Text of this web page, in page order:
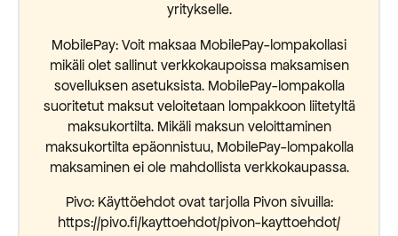
yritykselle.
MobilePay: Voit maksaa MobilePay-lompakollasi
mikäli olet sallinut verkkokaupoissa maksamisen
sovelluksen asetuksista. MobilePay-lompakolla
suoritetut maksut veloitetaan lompakkoon liitetyltä
maksukortilta. Mikäli maksun veloittaminen
maksukortilta epäonnistuu, MobilePay-lompakolla
maksaminen ei ole mahdollista verkkokaupassa.
Pivo: Käyttöehdot ovat tarjolla Pivon sivuilla:
https://pivo.fi/kayttoehdot/pivon-kayttoehdot/